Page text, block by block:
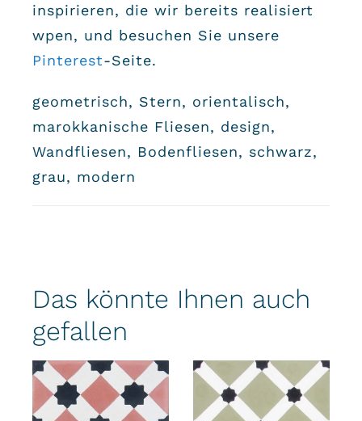
inspirieren, die wir bereits realisiert
wpen, und besuchen Sie unsere
Pinterest-Seite.
geometrisch, Stern, orientalisch,
marokkanische Fliesen, design,
Wandfliesen, Bodenfliesen, schwarz,
grau, modern
Das könnte Ihnen auch
gefallen